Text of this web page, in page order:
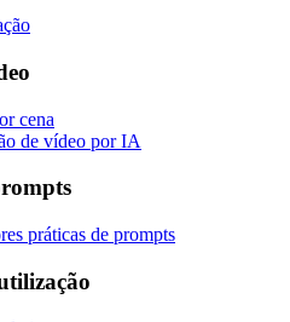
cena
de vídeo por IA
práticas de prompts